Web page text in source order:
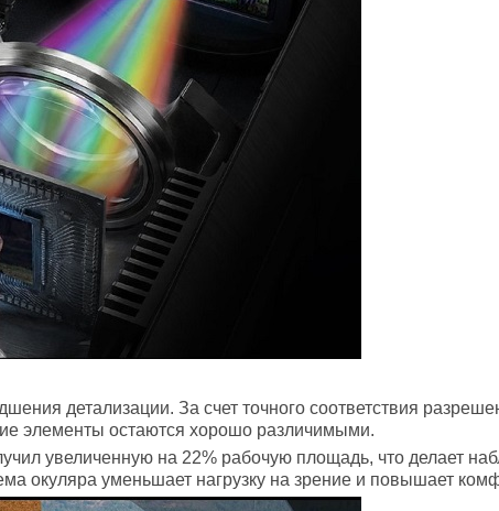
детализации. За счет точного соответствия
элементы остаются хорошо различимыми.
увеличенную на 22% рабочую площадь, что делает
окуляра уменьшает нагрузку на зрение и повышает